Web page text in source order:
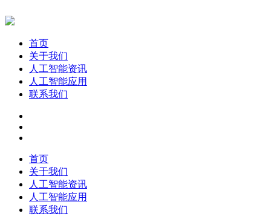
首页
关于我们
人工智能资讯
人工智能应用
联系我们
首页
关于我们
人工智能资讯
人工智能应用
联系我们